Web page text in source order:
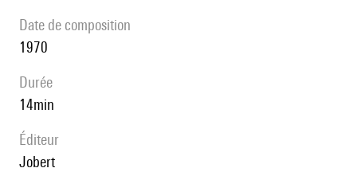
date de composition
1970
durée
14min
éditeur
Jobert